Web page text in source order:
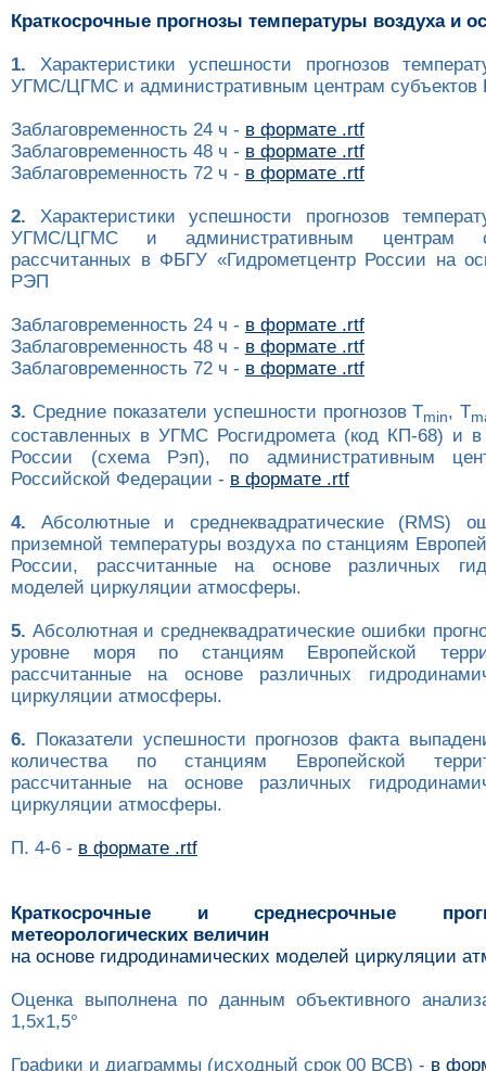
Краткосрочные прогнозы температуры воздуха и
1. Характеристики успешности прогнозов
УГМС/ЦГМС и административным центрам субъектов
Заблаговременность 24 ч - в формате .rtf
Заблаговременность 48 ч - в формате .rtf
Заблаговременность 72 ч - в формате .rtf
2. Характеристики успешности прогнозов
УГМС/ЦГМС и административным центрам
рассчитанных в ФБГУ «Гидрометцентр России на
РЭП
Заблаговременность 24 ч - в формате .rtf
Заблаговременность 48 ч - в формате .rtf
Заблаговременность 72 ч - в формате .rtf
3. Средние показатели успешности прогнозов Tmin, T
составленных в УГМС Росгидромета (код КП-68) и в
России (схема Рэп), по административным
Российской Федерации - в формате .rtf
4. Абсолютные и среднеквадратические (RMS)
приземной температуры воздуха по станциям
России, рассчитанные на основе различных
моделей циркуляции атмосферы.
5. Абсолютная и среднеквадратические ошибки
уровне моря по станциям Европейской
рассчитанные на основе различных
циркуляции атмосферы.
6. Показатели успешности прогнозов факта
количества по станциям Европейской
рассчитанные на основе различных
циркуляции атмосферы.
П. 4-6 - в формате .rtf
Краткосрочные и среднесрочные
метеорологических величин
на основе гидродинамических моделей циркуляции
Оценка выполнена по данным объективного
1,5x1,5°
Графики и диаграммы (исходный срок 00 ВСВ) - в